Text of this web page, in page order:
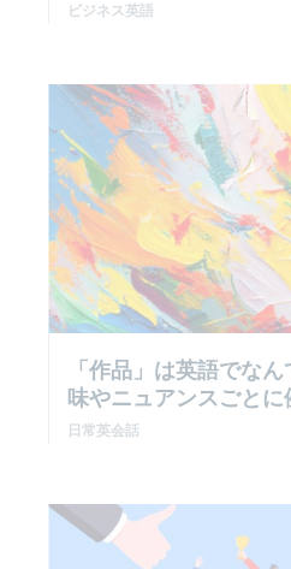
ビジネス英語
「作品」は英語でな
味やニュアンスごと
日常英会話